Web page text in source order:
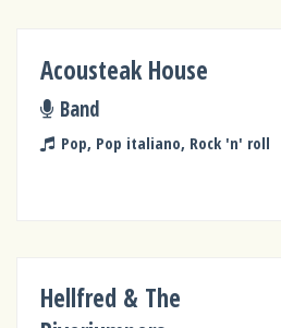
Acousteak House
Band
Pop, Pop italiano, Rock 'n' roll
Hellfred & The